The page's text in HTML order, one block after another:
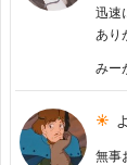
迅速
あり
みー
無事